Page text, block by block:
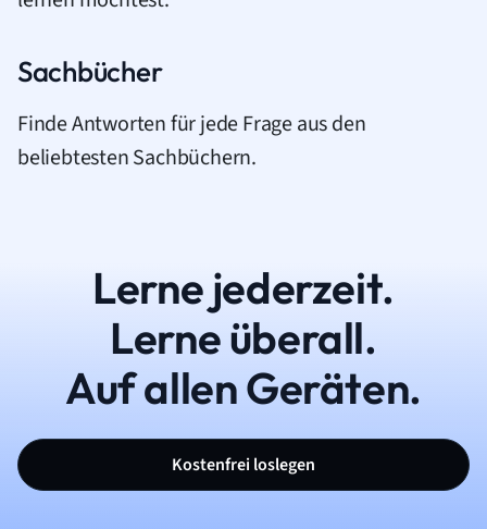
Sachbücher
Finde Antworten für jede Frage aus den
beliebtesten Sachbüchern.
Lerne jederzeit.
Lerne überall.
Auf allen Geräten.
Kostenfrei loslegen